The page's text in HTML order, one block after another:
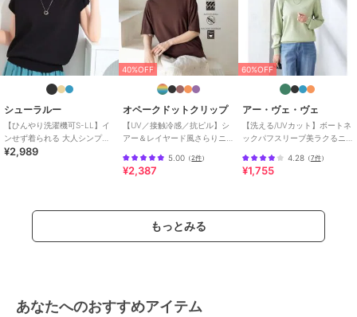
特徴
トップス
ナイロン /ニット素材
ン素材/無地/半袖
分袖/その他袖デザイン /LL･13
号以上あり /S･7号以下あり/大
きいサイズあり/UVカット加工
/洗える / ライフスタイル /ボ
ートネック
ニット・セーター
ナイロン
レーヨ
号以上あり
/ S･7号以下あり
シューラルー
【ひんやり洗濯機可S-LL】イ
ンせず着られる 大人シンプル
サマーニット
¥2,989
40%OFF
オペークドットクリップ
【UV／接触冷感／抗ピル】シ
アー＆レイヤード風さらりニ
5.00 （2件）
¥2,387
60%OFF
アー・ヴェ・ヴェ
【洗える/UVカット】ボートネ
ックパフスリーブ美ラクるニ
4.28（7件）
¥1,755
もっとみる
あなたへのおすすめアイテム